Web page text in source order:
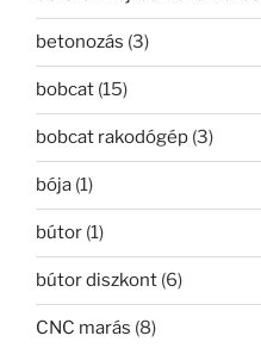
betonozás (3)
bobcat (15)
bobcat rakodógép (3)
bója (1)
bútor (1)
bútor diszkont (6)
CNC marás (8)